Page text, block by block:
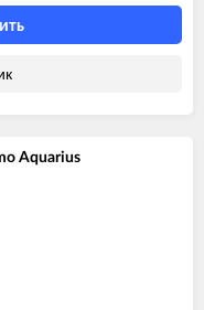
Aquarius